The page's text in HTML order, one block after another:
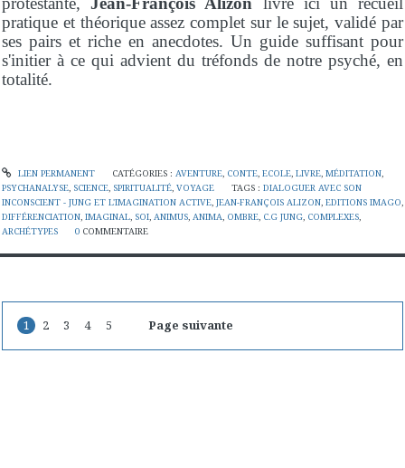
pratique et théorique assez complet sur le sujet, validé par
ses pairs et riche en anecdotes. Un guide suffisant pour
s'initier à ce qui advient du tréfonds de notre psyché, en
totalité.
LIEN PERMANENT CATÉGORIES : AVENTURE, CONTE, ECOLE, LIVRE, MÉDITATION,
PSYCHANALYSE, SCIENCE, SPIRITUALITÉ, VOYAGE TAGS :DIALOGUER AVEC SON
INCONSCIENT - JUNG ET L'IMAGINATION ACTIVE, JEAN-FRANÇOIS ALIZON, EDITIONS IMAGO,
DIFFÉRENCIATION, IMAGINAL, SOI, ANIMUS, ANIMA, OMBRE, C.G JUNG, COMPLEXES,
ARCHÉTYPES
0 COMMENTAIRE
1 2 3 4 5 Page suivante